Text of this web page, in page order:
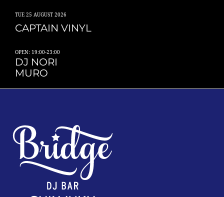
TUE 25 AUGUST 2026
CAPTAIN VINYL
OPEN: 19:00-23:00
DJ NORI
MURO